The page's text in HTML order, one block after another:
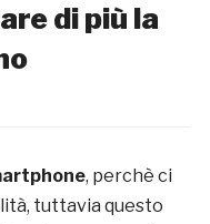
di più la
, perchè ci
tuttavia questo